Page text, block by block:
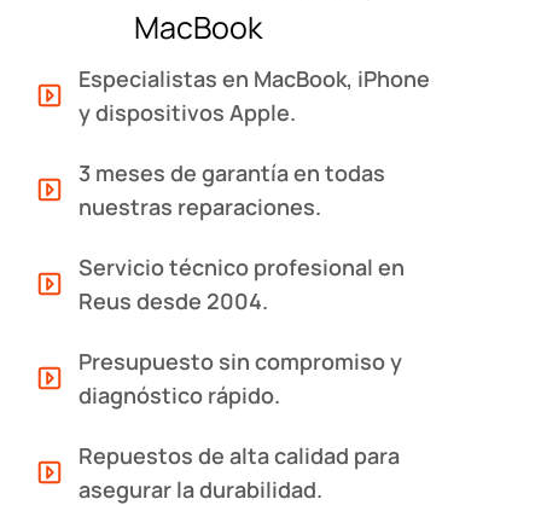
MacBook
Especialistas en MacBook, iPhone
y dispositivos Apple.
3 meses de garantía en todas
nuestras reparaciones.
Servicio técnico profesional en
Reus desde 2004.
Presupuesto sin compromiso y
diagnóstico rápido.
Repuestos de alta calidad para
asegurar la durabilidad.